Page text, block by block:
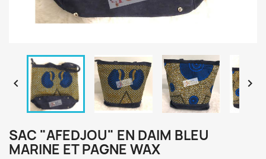
 
SAC "AFEDJOU" EN DAIM BLEU
MARINE ET PAGNE WAX